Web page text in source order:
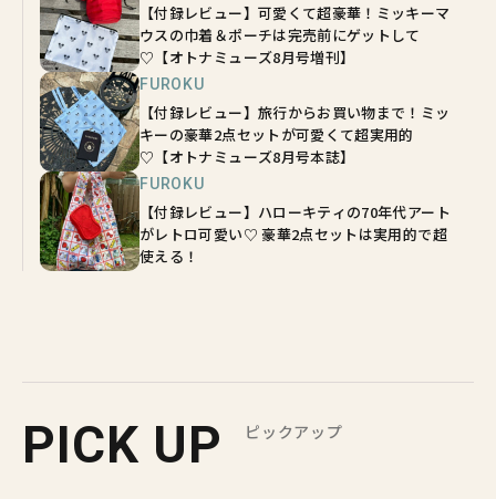
【付録レビュー】可愛くて超豪華！ミッキーマ
ウスの巾着＆ポーチは完売前にゲットして
♡【オトナミューズ8月号増刊】
FUROKU
【付録レビュー】旅行からお買い物まで！ミッ
キーの豪華2点セットが可愛くて超実用的
♡【オトナミューズ8月号本誌】
FUROKU
【付録レビュー】ハローキティの70年代アート
がレトロ可愛い♡ 豪華2点セットは実用的で超
使える！
PICK UP ピックアップ